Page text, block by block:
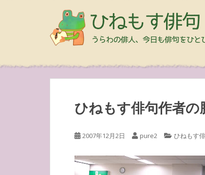
ひねもす俳句作者の
2007年12月2日 pure2 ひねもす